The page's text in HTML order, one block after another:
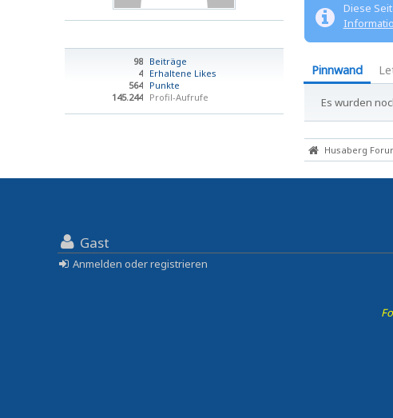
Beiträge
98
Erhaltene Likes
4
Punkte
564
Profil-Aufrufe
145.244
Diese
Pinnwand
Es wurden
Husaberg Forum
Gast
Anmelden oder registrieren